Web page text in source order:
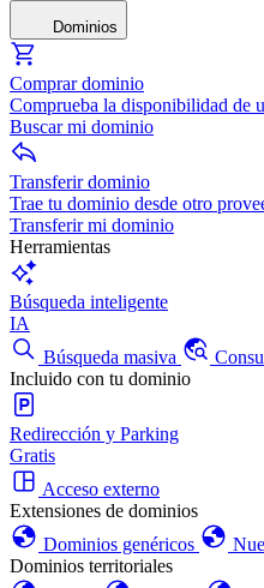
Dominios
Comprar dominio
Comprueba la disponibilidad de
Buscar mi dominio
Transferir dominio
Trae tu dominio desde otro
Transferir mi dominio
Herramientas
Búsqueda inteligente
IA
Búsqueda masiva
Incluido con tu dominio
Redirección y Parking
Gratis
Acceso externo
Extensiones de dominios
Dominios genéricos
Dominios territoriales